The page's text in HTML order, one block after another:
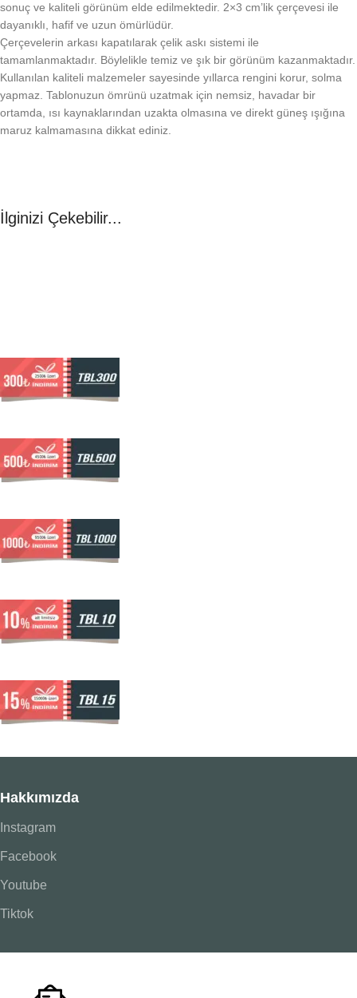
sonuç ve kaliteli görünüm elde edilmektedir. 2×3 cm’lik çerçevesi ile
dayanıklı, hafif ve uzun ömürlüdür.
Çerçevelerin arkası kapatılarak çelik askı sistemi ile
tamamlanmaktadır. Böylelikle temiz ve şık bir görünüm kazanmaktadır.
Kullanılan kaliteli malzemeler sayesinde yıllarca rengini korur, solma
yapmaz. Tablonuzun ömrünü uzatmak için nemsiz, havadar bir
ortamda, ısı kaynaklarından uzakta olmasına ve direkt güneş ışığına
maruz kalmamasına dikkat ediniz.
İlginizi Çekebilir...
Hakkımızda
Instagram
Facebook
Youtube
Tiktok